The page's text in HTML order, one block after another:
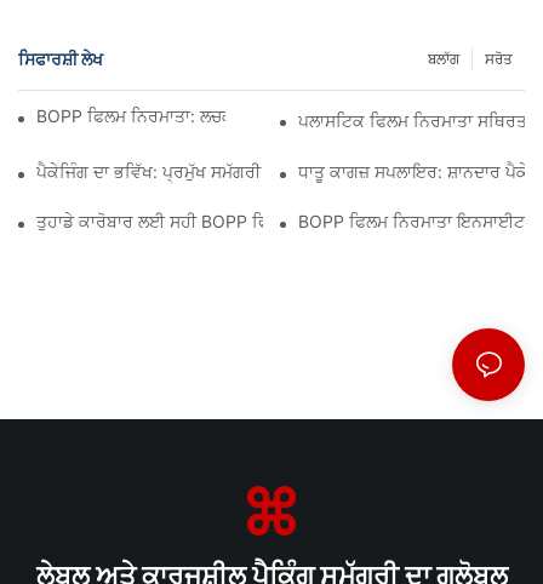
ਸਿਫਾਰਸ਼ੀ ਲੇਖ ਸਰੋਤ
ਬਲਾੱਗ
BOPP ਫਿਲਮ ਨਿਰਮਾਤਾ: ਲਚਕਦਾਰ ਪੈਕੇਜਿੰਗ ਦੀ ਰੀੜ੍ਹ ਦੀ ਹੱਡੀ
ਪਲਾਸਟਿਕ ਫਿਲਮ ਨਿਰਮਾਤਾ
ਪੈਕੇਜਿੰਗ ਦਾ ਭਵਿੱਖ: ਪ੍ਰਮੁੱਖ ਸਮੱਗਰੀ ਨਿਰਮਾਤਾਵਾਂ ਤੋਂ ਸੂਝਧਾਤੂ ਕਾਗਜ਼ ਸਪਲਾਇਰ: ਸ਼ਾਨਦਾਰ
ਤੁਹਾਡੇ ਕਾਰੋਬਾਰ ਲਈ ਸਹੀ BOPP ਫਿਲਮ ਸਪਲਾਇਰ ਦੀ ਚੋਣ ਕਿਉਂ ਮਾਇਨੇ ਰੱਖਦੀ
BOPP ਫਿਲਮ ਨਿਰਮਾਤਾ
ਲੇਬਲ ਅਤੇ ਕਾਰਜਸ਼ੀਲ ਪੈਕਿੰਗ ਸਮੱਗਰੀ ਦਾ ਗਲੋਬਲ